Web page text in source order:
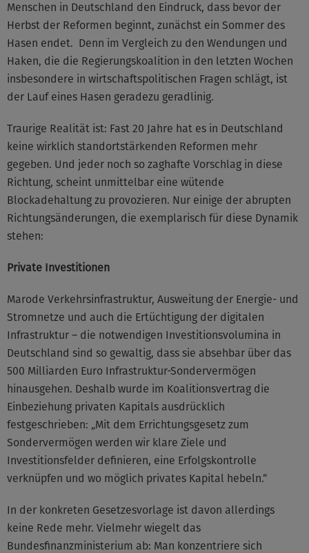
Menschen in Deutschland den Eindruck, dass bevor der
Herbst der Reformen beginnt, zunächst ein Sommer des
Hasen endet. Denn im Vergleich zu den Wendungen und
Haken, die die Regierungskoalition in den letzten Wochen
insbesondere in wirtschaftspolitischen Fragen schlägt, ist
der Lauf eines Hasen geradezu geradlinig.
Traurige Realität ist: Fast 20 Jahre hat es in Deutschland
keine wirklich standortstärkenden Reformen mehr
gegeben. Und jeder noch so zaghafte Vorschlag in diese
Richtung, scheint unmittelbar eine wütende
Blockadehaltung zu provozieren. Nur einige der abrupten
Richtungsänderungen, die exemplarisch für diese Dynamik
stehen:
Private Investitionen
Marode Verkehrsinfrastruktur, Ausweitung der Energie- und
Stromnetze und auch die Ertüchtigung der digitalen
Infrastruktur – die notwendigen Investitionsvolumina in
Deutschland sind so gewaltig, dass sie absehbar über das
500 Milliarden Euro Infrastruktur-Sondervermögen
hinausgehen. Deshalb wurde im Koalitionsvertrag die
Einbeziehung privaten Kapitals ausdrücklich
festgeschrieben: „Mit dem Errichtungsgesetz zum
Sondervermögen werden wir klare Ziele und
Investitionsfelder definieren, eine Erfolgskontrolle
verknüpfen und wo möglich privates Kapital hebeln.“
In der konkreten Gesetzesvorlage ist davon allerdings
keine Rede mehr. Vielmehr wiegelt das
Bundesfinanzministerium ab: Man konzentriere sich